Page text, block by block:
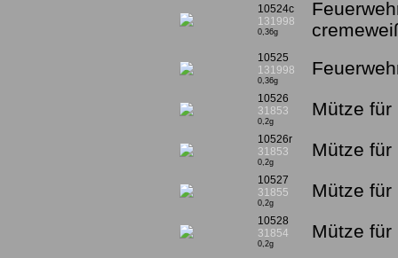
10524c
131998
0,36g
10525
131998
0,36g
10526
31853
0,2g
Mütze für
10526r
31853
0,2g
Mütze für
10527
31855
0,2g
Mütze für
10528
31854
0,2g
Mütze für